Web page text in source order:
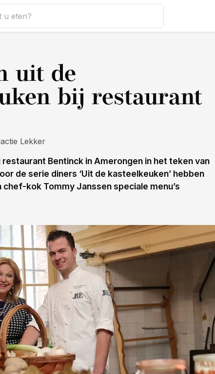
uit de
bij restaurant
Lekker
Bentinck in Amerongen in het teken van
de serie diners ‘Uit de kasteelkeuken’ hebben
chef-kok Tommy Janssen speciale menu’s